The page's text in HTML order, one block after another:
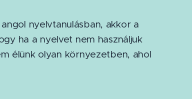
nyelvtanulásban, akkor a
ha a nyelvet nem használjuk
élünk olyan környezetben, ahol